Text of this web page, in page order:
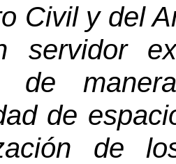
Civil y del
servidor
de
de
de